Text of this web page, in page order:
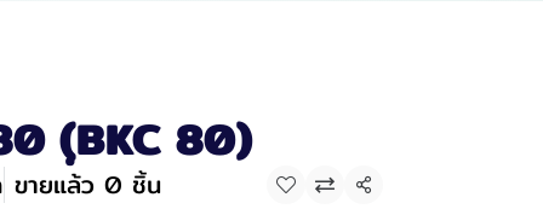
(ฺBKC 80)
ขายแล้ว 0 ชิ้น แชร์